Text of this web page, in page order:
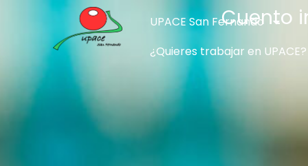
UPACE San Fernando
¿Quieres trabajar en UPACE?
Cuento